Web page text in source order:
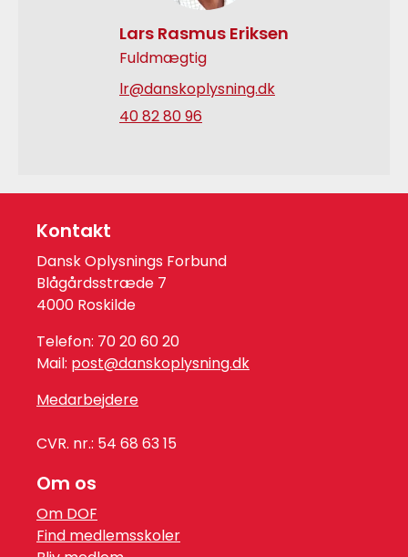
Lars Rasmus Eriksen
Fuldmægtig
lr@danskoplysning.dk
40 82 80 96
Kontakt
Dansk Oplysnings Forbund
Blågårdsstræde 7
4000 Roskilde
Telefon: 70 20 60 20
Mail: post@danskoplysning.dk
Medarbejdere
CVR. nr.: 54 68 63 15
Om os
Om DOF
Find medlemsskoler